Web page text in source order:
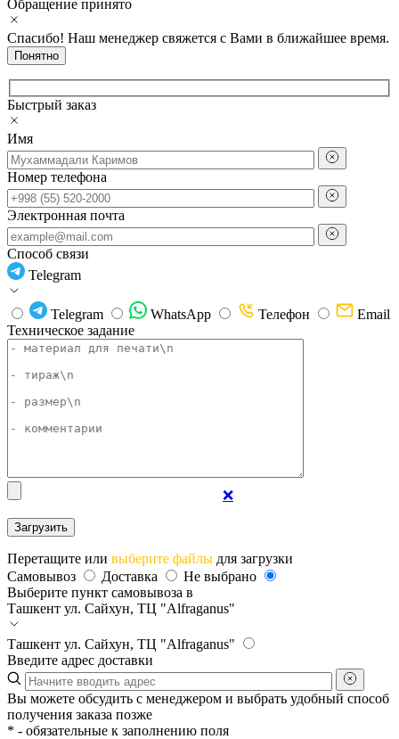
Обращение принято
Спасибо! Наш менеджер свяжется с Вами в ближайшее время.
Понятно
Быстрый заказ
Имя
Номер телефона
Электронная почта
Способ связи
Telegram
Telegram WhatsApp Телефон
Email
Техническое задание
❌
Перетащите или выберите файлы для загрузки
Самовывоз
Доставка
Не выбрано
Выберите пункт самовывоза в
Ташкент ул. Сайхун, ТЦ "Alfraganus"
Ташкент ул. Сайхун, ТЦ "Alfraganus"
Введите адрес доставки
Вы можете обсудить с менеджером и выбрать удобный способ
получения заказа позже
* - обязательные к заполнению поля